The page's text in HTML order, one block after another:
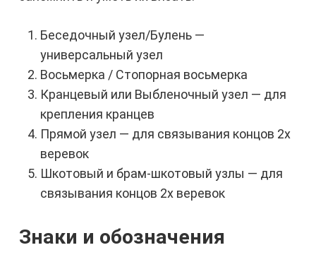
Беседочный узел/Булень —
универсальный узел
Восьмерка / Стопорная восьмерка
Кранцевый или Выбленочный узел — для
крепления кранцев
Прямой узел — для связывания концов 2х
веревок
Шкотовый и брам-шкотовый узлы — для
связывания концов 2х веревок
Знаки и обозначения